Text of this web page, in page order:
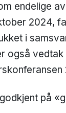
endelige
2024,
i
også vedtak
på